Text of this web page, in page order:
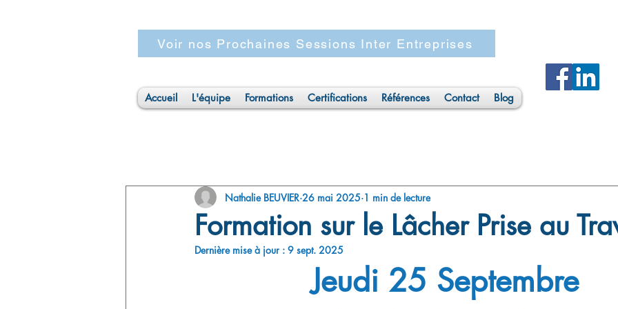
Accueil L'équipe Formations Certifications Références Contact Blog
Voir nos Prochaines Sessions Inter Entreprises
Formation sur le Lâcher Prise au
Nathalie BEUVIER 26 mai 2025 1 min de lecture
Dernière mise à jour : 9 sept. 2025
Jeudi 25 Septembre